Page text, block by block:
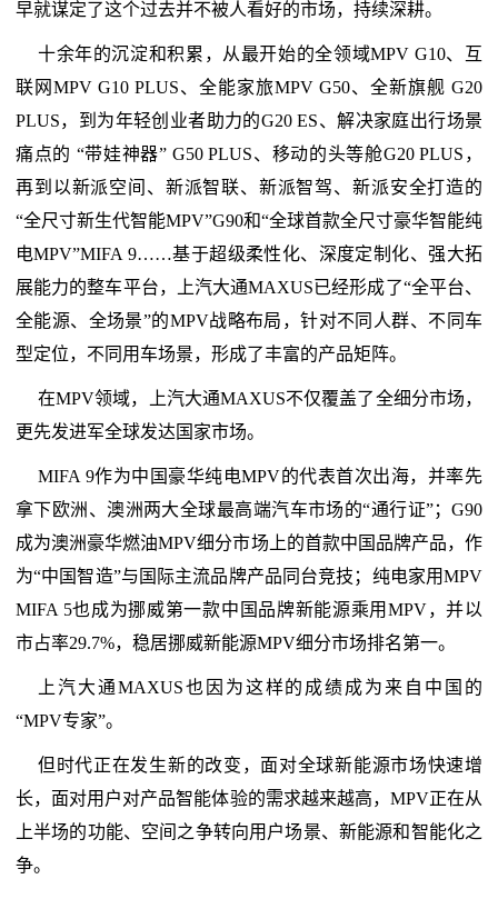
早就谋定了这个过去并不被人看好的市场，持续深耕。
十余年的沉淀和积累，从最开始的全领域MPV G10、互
联网MPV G10 PLUS、全能家旅MPV G50、全新旗舰 G20
PLUS，到为年轻创业者助力的G20 ES、解决家庭出行场景
痛点的 “带娃神器” G50 PLUS、移动的头等舱G20 PLUS，
再到以新派空间、新派智联、新派智驾、新派安全打造的
“全尺寸新生代智能MPV”G90和“全球首款全尺寸豪华智能纯
电MPV”MIFA 9……基于超级柔性化、深度定制化、强大拓
展能力的整车平台，上汽大通MAXUS已经形成了“全平台、
全能源、全场景”的MPV战略布局，针对不同人群、不同车
型定位，不同用车场景，形成了丰富的产品矩阵。
在MPV领域，上汽大通MAXUS不仅覆盖了全细分市场，
更先发进军全球发达国家市场。
MIFA 9作为中国豪华纯电MPV的代表首次出海，并率先
拿下欧洲、澳洲两大全球最高端汽车市场的“通行证”；G90
成为澳洲豪华燃油MPV细分市场上的首款中国品牌产品，作
为“中国智造”与国际主流品牌产品同台竞技；纯电家用MPV
MIFA 5也成为挪威第一款中国品牌新能源乘用MPV，并以
市占率29.7%，稳居挪威新能源MPV细分市场排名第一。
上汽大通MAXUS也因为这样的成绩成为来自中国的
“MPV专家”。
但时代正在发生新的改变，面对全球新能源市场快速增
长，面对用户对产品智能体验的需求越来越高，MPV正在从
上半场的功能、空间之争转向用户场景、新能源和智能化之
争。